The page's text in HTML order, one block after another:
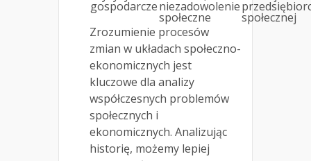
gospodarczeniezadowolenie
społeczne
społecznej
Zrozumienie procesów
zmian w układach społeczno-
ekonomicznych jest
kluczowe dla analizy
współczesnych problemów
społecznych i
ekonomicznych. Analizując
historię, możemy lepiej